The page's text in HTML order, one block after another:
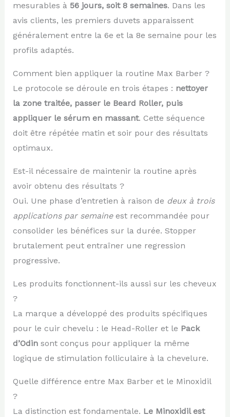
mesurables à 56 jours, soit 8 semaines. Dans les
avis clients, les premiers duvets apparaissent
généralement entre la 6e et la 8e semaine pour les
profils adaptés.
Comment bien appliquer la routine Max Barber ?
Le protocole se déroule en trois étapes : nettoyer
la zone traitée, passer le Beard Roller, puis
appliquer le sérum en massant. Cette séquence
doit être répétée matin et soir pour des résultats
optimaux.
Est-il nécessaire de maintenir la routine après
avoir obtenu des résultats ?
Oui. Une phase d’entretien à raison de deux à trois
applications par semaineest recommandée pour
consolider les bénéfices sur la durée. Stopper
brutalement peut entraîner une regression
progressive.
Les produits fonctionnent-ils aussi sur les cheveux
?
La marque a développé des produits spécifiques
pour le cuir chevelu : le Head-Roller et le Pack
d’Odinsont conçus pour appliquer la même
logique de stimulation folliculaire à la chevelure.
Quelle différence entre Max Barber et le Minoxidil
?
La distinction est fondamentale. Le Minoxidil est